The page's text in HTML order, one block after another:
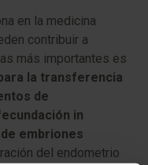
en la medicina
contribuir a
más importantes es
la transferencia
de
in
embriones
del endometrio